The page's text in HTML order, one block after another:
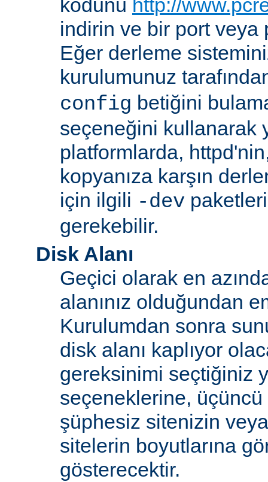
kodunu http://
indirin ve bir port veya
Eğer derleme
kurulumunuz
config betiğini
seçeneğini kullanarak
platformlarda,
kopyanıza karşın
için ilgili -dev
gerekebilir.
Disk Alanı
Geçici olarak en
alanınız olduğundan
Kurulumdan sonra
disk alanı kaplıyor
gereksinimi seçtiğiniz
seçeneklerine,
şüphesiz sitenizin
sitelerin boyutlarına
gösterecektir.